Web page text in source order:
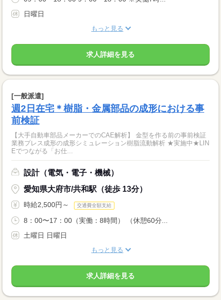
日曜日
もっと見る
求人詳細を見る
[一般派遣]
週2日在宅＊樹脂・金属部品の成形における事
前検証
【大手自動車部品メーカーでのCAE解析】 金型を作る前の事前検証
業務プレス成形の成形シミュレーション樹脂流動解析 ★実施中★LIN
Eでつながる「お仕...
設計（電気・電子・機械）
愛知県大府市/共和駅（徒歩 13分）
時給2,500円～ 交通費全額支給
8：00〜17：00（実働：8時間） （休憩60分...
土曜日 日曜日
もっと見る
求人詳細を見る